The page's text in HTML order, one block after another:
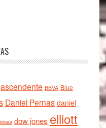
ascendente BBVA Blue
Daniel Pernas daniel
dow jones elliott